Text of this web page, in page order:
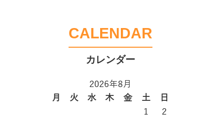
CALENDAR
2026年8月
月
火 水 木 金 土
日
1
2